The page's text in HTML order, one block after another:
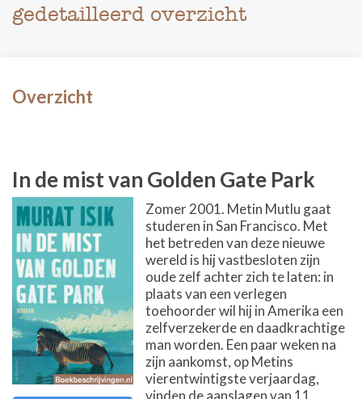
gedetailleerd overzicht
Overzicht
In de mist van Golden Gate Park
Zomer 2001. Metin Mutlu gaat
studeren in San Francisco. Met
het betreden van deze nieuwe
wereld is hij vastbesloten zijn
oude zelf achter zich te laten: in
plaats van een verlegen
toehoorder wil hij in Amerika een
zelfverzekerde en daadkrachtige
man worden. Een paar weken na
zijn aankomst, op Metins
vierentwintigste verjaardag,
vinden de aanslagen van 11